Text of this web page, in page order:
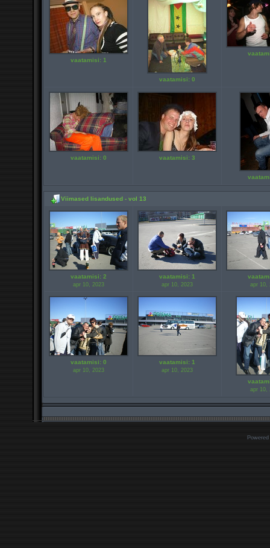
vaatamisi: 1
vaatamisi: 0
vaatamisi: 0 vaatamisi: 3
Viimased lisandused - vol 13
vaatamisi: 2
apr 10, 2023
vaatamisi: 1
apr 10, 2023 apr 10,
vaatamisi: 0
apr 10, 2023
vaatamisi: 1
apr 10, 2023
apr 10,